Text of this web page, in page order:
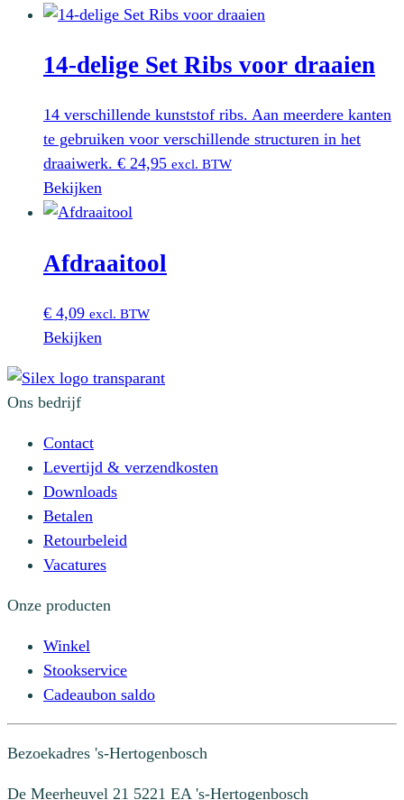
14-delige Set Ribs voor draaien
14 verschillende kunststof ribs. Aan meerdere kanten
te gebruiken voor verschillende structuren in het
draaiwerk. € 24,95 excl. BTW
Bekijken
Afdraaitool
€ 4,09 excl. BTW
Bekijken
Ons bedrijf
Contact
Levertijd & verzendkosten
Downloads
Betalen
Retourbeleid
Vacatures
Onze producten
Winkel
Stookservice
Cadeaubon saldo
Bezoekadres 's-Hertogenbosch
De Meerheuvel 21 5221 EA 's-Hertogenbosch